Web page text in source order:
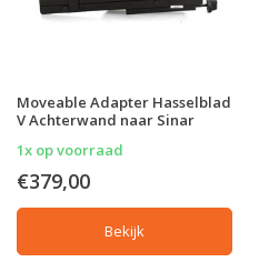
Moveable Adapter Hasselblad
V Achterwand naar Sinar
1x op voorraad
€379,00
Bekijk